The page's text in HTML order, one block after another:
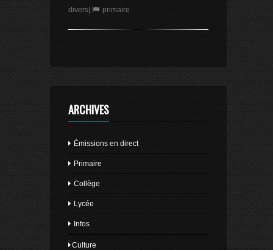
divers| primaire
ARCHIVES
Émissions en direct
Primaire
Collège
Lycée
Infos
Culture